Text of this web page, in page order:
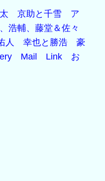
京助と千雪
ア
浩輔、藤堂＆佐々
人 幸也と勝浩
豪
Mail Link
お